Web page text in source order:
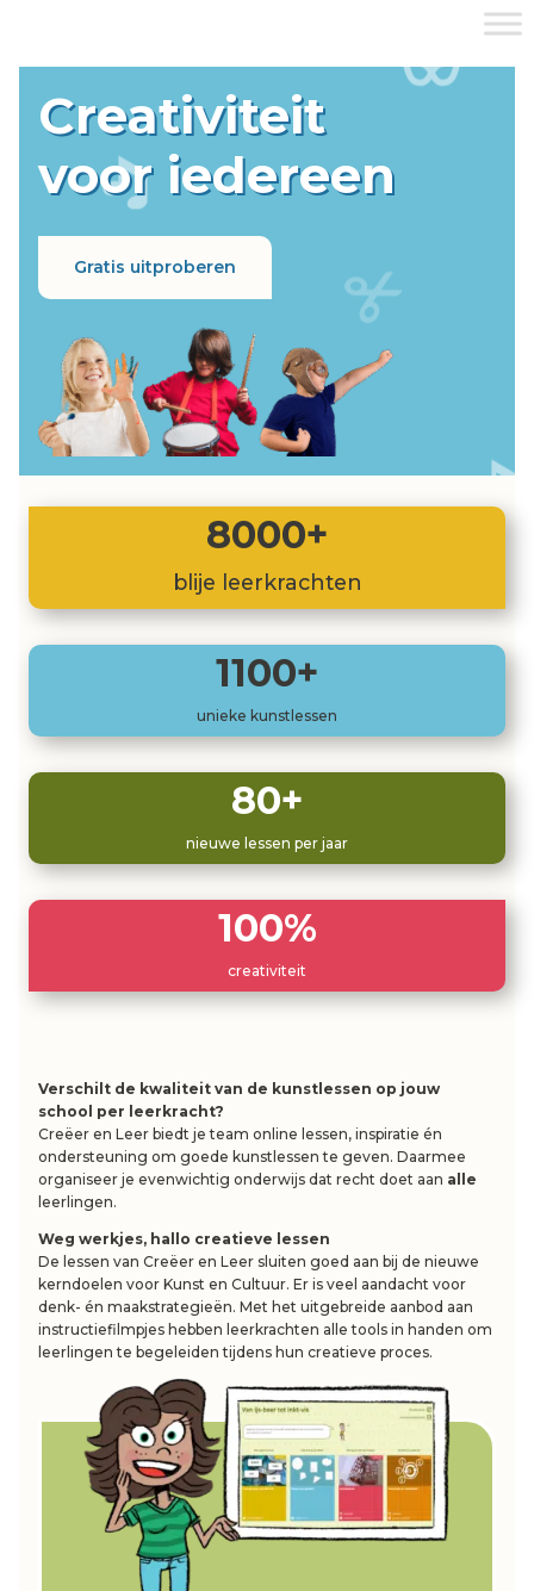
Creativiteit
voor iedereen
Gratis uitproberen
8000+
blije leerkrachten
1100+
unieke kunstlessen
80+
nieuwe lessen per jaar
100%
creativiteit
Verschilt de kwaliteit van de kunstlessen op jouw
school per leerkracht?
Creëer en Leer biedt je team online lessen, inspiratie én
ondersteuning om goede kunstlessen te geven. Daarmee
organiseer je evenwichtig onderwijs dat recht doet aan alle
leerlingen.
Weg werkjes, hallo creatieve lessen
De lessen van Creëer en Leer sluiten goed aan bij de nieuwe
kerndoelen voor Kunst en Cultuur. Er is veel aandacht voor
denk- én maakstrategieën. Met het uitgebreide aanbod aan
instructiefilmpjes hebben leerkrachten alle tools in handen om
leerlingen te begeleiden tijdens hun creatieve proces.